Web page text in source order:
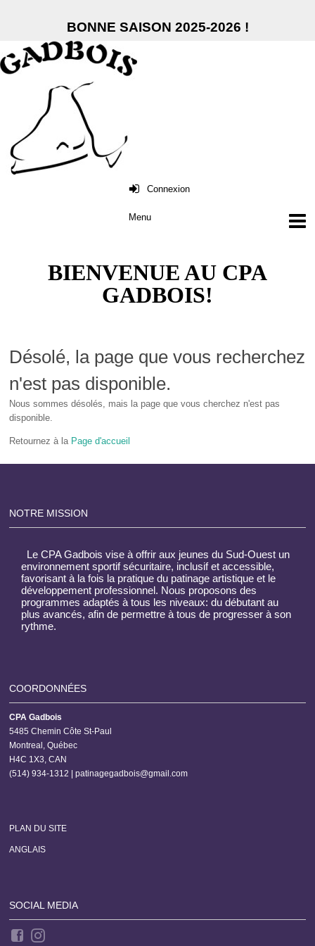
BONNE SAISON 2025-2026 !
Connexion
BIENVENUE AU CPA
GADBOIS!
Désolé, la page que vous recherchez
n'est pas disponible.
Nous sommes désolés, mais la page que vous cherchez n'est pas
disponible.
Retournez à la Page d'accueil
NOTRE MISSION
Le CPA Gadbois vise à offrir aux jeunes du Sud-Ouest un
environnement sportif sécuritaire, inclusif et accessible,
favorisant à la fois la pratique du patinage artistique et le
développement professionnel. Nous proposons des
programmes adaptés à tous les niveaux: du débutant au
plus avancés, afin de permettre à tous de progresser à son
rythme.
COORDONNÉES
CPA Gadbois
5485 Chemin Côte St-Paul
Montreal, Québec
H4C 1X3, CAN
(514) 934-1312 |patinagegadbois@gmail.com
PLAN DU SITE
ANGLAIS
SOCIAL MEDIA